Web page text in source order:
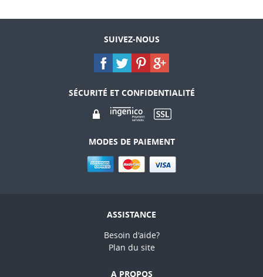
SUIVEZ-NOUS
SÉCURITÉ ET CONFIDENTIALITÉ
MODES DE PAIEMENT
ASSISTANCE
Besoin d'aide?
Plan du site
A PROPOS